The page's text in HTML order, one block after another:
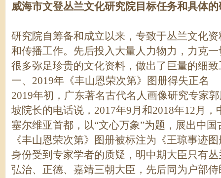
威海市文登丛兰文化研究院目标任务和具体
研究院自筹备和成立以来，专致于丛兰文化
和传播工作。先后投入大量人力物力，力克
很多弥足珍贵的文化资料，做出了巨量的细
一、2019年《丰山恩荣次第》图册得失正名
2019年初，广东著名古代名人画像研究专家
坡院长的电话说，2017年9月和2018年12月
塞尔维亚首都，以“文心万象”为题，展出中
《丰山恩荣次第》图册被标注为《王琼事迹
身份受到专家学者的质疑，明中期大臣只有
弘治、正德、嘉靖三朝大臣，先后同为户部